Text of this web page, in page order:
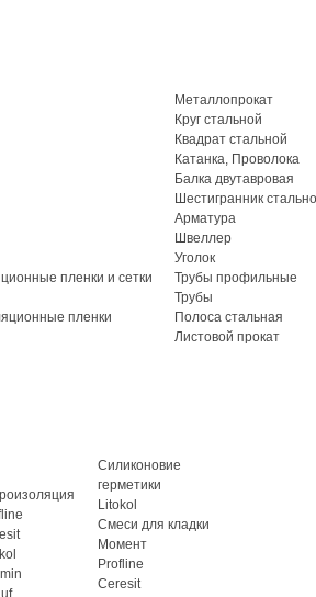
пленки и сетки
пленки
Металлопрокат
Круг стальной
Квадрат стальной
Катанка, Проволока
Балка двутавровая
Шестигранник стально
Арматура
Швеллер
Уголок
Трубы профильные
Трубы
Полоса стальная
Листовой прокат
Силиконовие
герметики
Litokol
Смеси для кладки
Момент
Profline
Ceresit